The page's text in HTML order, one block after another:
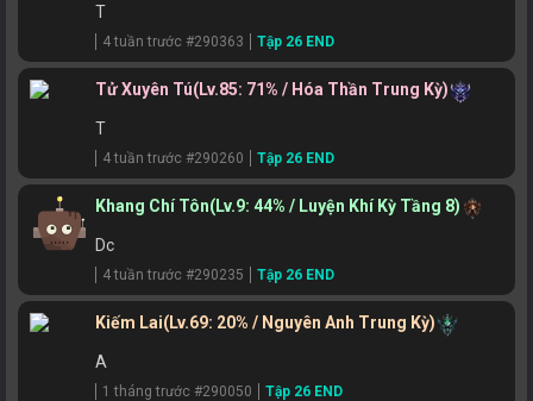
T
4 tuần trước #290363 Tập 26 END
Tử Xuyên Tú(Lv.85: 71% / Hóa Thần Trung Kỳ)
T
4 tuần trước #290260 Tập 26 END
Khang Chí Tôn(Lv.9: 44% / Luyện Khí Kỳ Tầng 8)
Dc
4 tuần trước #290235 Tập 26 END
Kiếm Lai(Lv.69: 20% / Nguyên Anh Trung Kỳ)
A
1 tháng trước #290050 Tập 26 END